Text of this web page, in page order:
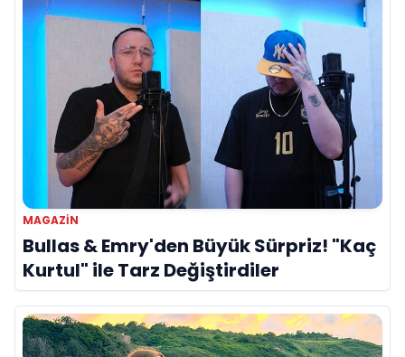
MAGAZIN
Bullas & Emry'den Büyük Sürpriz! "Kaç
Kurtul" ile Tarz Değiştirdiler